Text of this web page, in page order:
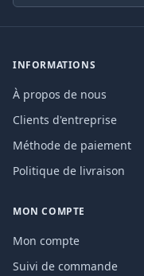
INFORMATIONS
À propos de nous
Clients d'entreprise
Méthode de paiement
Politique de livraison
MON COMPTE
Mon compte
Suivi de commande